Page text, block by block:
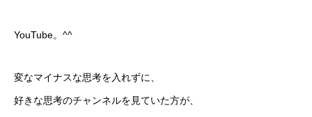
YouTube。^^
変なマイナスな思考を入れずに、
好きな思考のチャンネルを見ていた方が、